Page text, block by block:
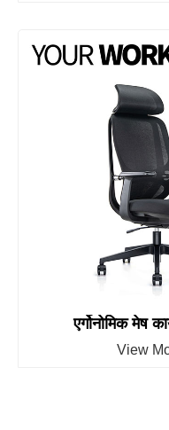
एर्गोनोमिक मेष
View